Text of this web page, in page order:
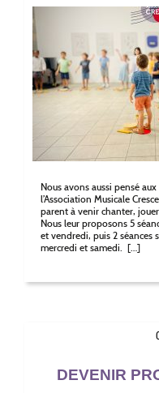
Nous avons aussi pensé
l’Association Musicale
parent à venir chanter,
Nous leur proposons 5
et vendredi, puis 2 séances
mercredi et samedi. […]
DEVENIR